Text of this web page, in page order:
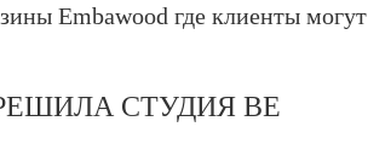
Embawood где клиенты могут
СТУДИЯ BE